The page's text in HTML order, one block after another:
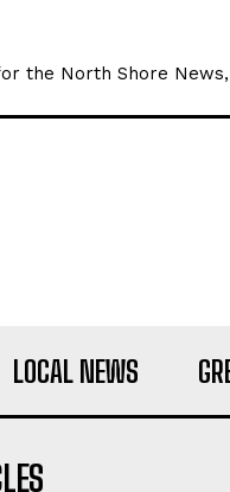
the North Shore
LOCAL NEWS